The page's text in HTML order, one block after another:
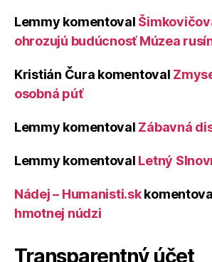
Lemmy komentoval
ohrozujú budúcnosť Múzea
Kristián Čura komentoval
osobná púť
Lemmy komentoval Zábavná
Lemmy komentoval Letný
Nádej – Humanisti.sk
hmotnej núdzi
Transparentný účet